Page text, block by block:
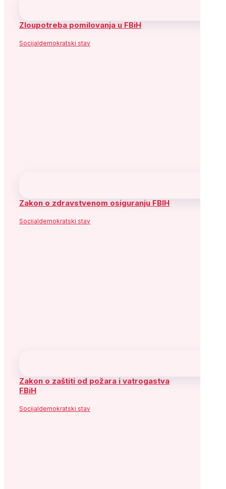
Zloupotreba pomilovanja u FBiH
Socijaldemokratski stav
Zakon o zdravstvenom osiguranju FBIH
Socijaldemokratski stav
Zakon o zaštiti od požara i vatrogastva
FBiH
Socijaldemokratski stav